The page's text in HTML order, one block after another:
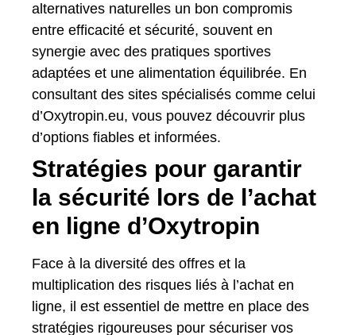
alternatives naturelles un bon compromis
entre efficacité et sécurité, souvent en
synergie avec des pratiques sportives
adaptées et une alimentation équilibrée. En
consultant des sites spécialisés comme celui
d’Oxytropin.eu, vous pouvez découvrir plus
d’options fiables et informées.
Stratégies pour garantir
la sécurité lors de l’achat
en ligne d’Oxytropin
Face à la diversité des offres et la
multiplication des risques liés à l’achat en
ligne, il est essentiel de mettre en place des
stratégies rigoureuses pour sécuriser vos